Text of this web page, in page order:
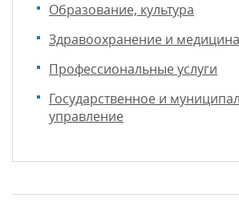
Образование, культура
Здравоохранение и медицина
Профессиональные услуги
Государственное и
управление